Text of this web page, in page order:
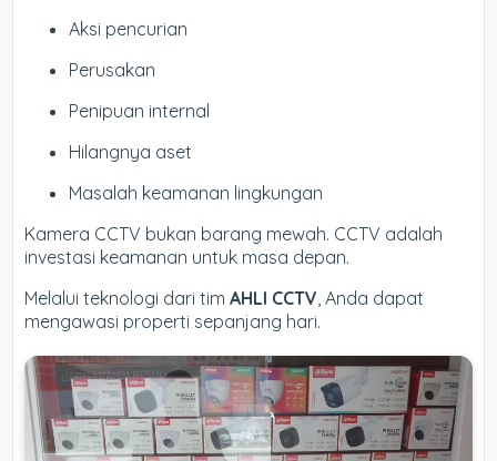
Aksi pencurian
Perusakan
Penipuan internal
Hilangnya aset
Masalah keamanan lingkungan
Kamera CCTV bukan barang mewah. CCTV adalah
investasi keamanan untuk masa depan.
Melalui teknologi dari timAHLI CCTV, Anda dapat
mengawasi properti sepanjang hari.